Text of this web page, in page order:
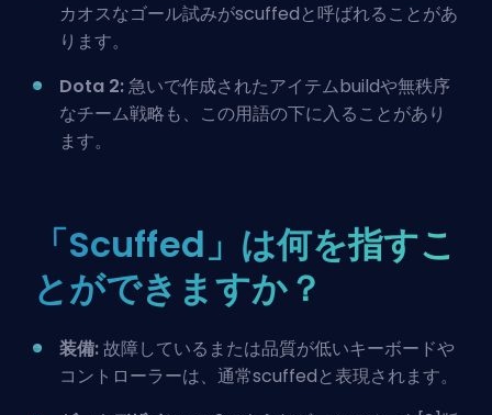
カオスなゴール試みがscuffedと呼ばれることがあ
ります。
Dota 2:急いで作成されたアイテムbuildや無秩序
なチーム戦略も、この用語の下に入ることがあり
ます。
「Scuffed」は何を指すこ
とができますか？
装備:故障しているまたは品質が低いキーボードや
コントローラーは、通常scuffedと表現されます。